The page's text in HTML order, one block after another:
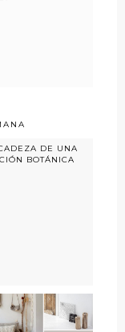
DE UNA
BOTÁNICA